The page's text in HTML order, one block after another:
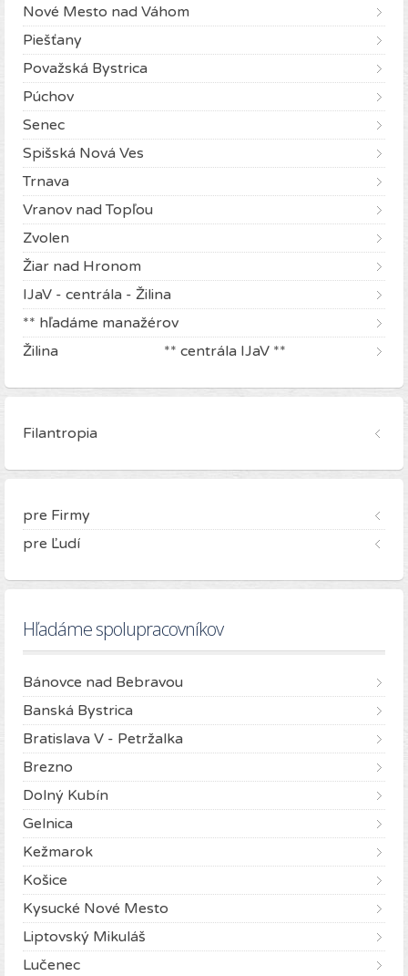
Nové Mesto nad Váhom
Piešťany
Považská Bystrica
Púchov
Senec
Spišská Nová Ves
Trnava
Vranov nad Topľou
Zvolen
Žiar nad Hronom
IJaV - centrála - Žilina
** hľadáme manažérov
Žilina ** centrála IJaV **
Filantropia
pre Firmy
pre Ľudí
Hľadáme spolupracovníkov
Bánovce nad Bebravou
Banská Bystrica
Bratislava V - Petržalka
Brezno
Dolný Kubín
Gelnica
Kežmarok
Košice
Kysucké Nové Mesto
Liptovský Mikuláš
Lučenec